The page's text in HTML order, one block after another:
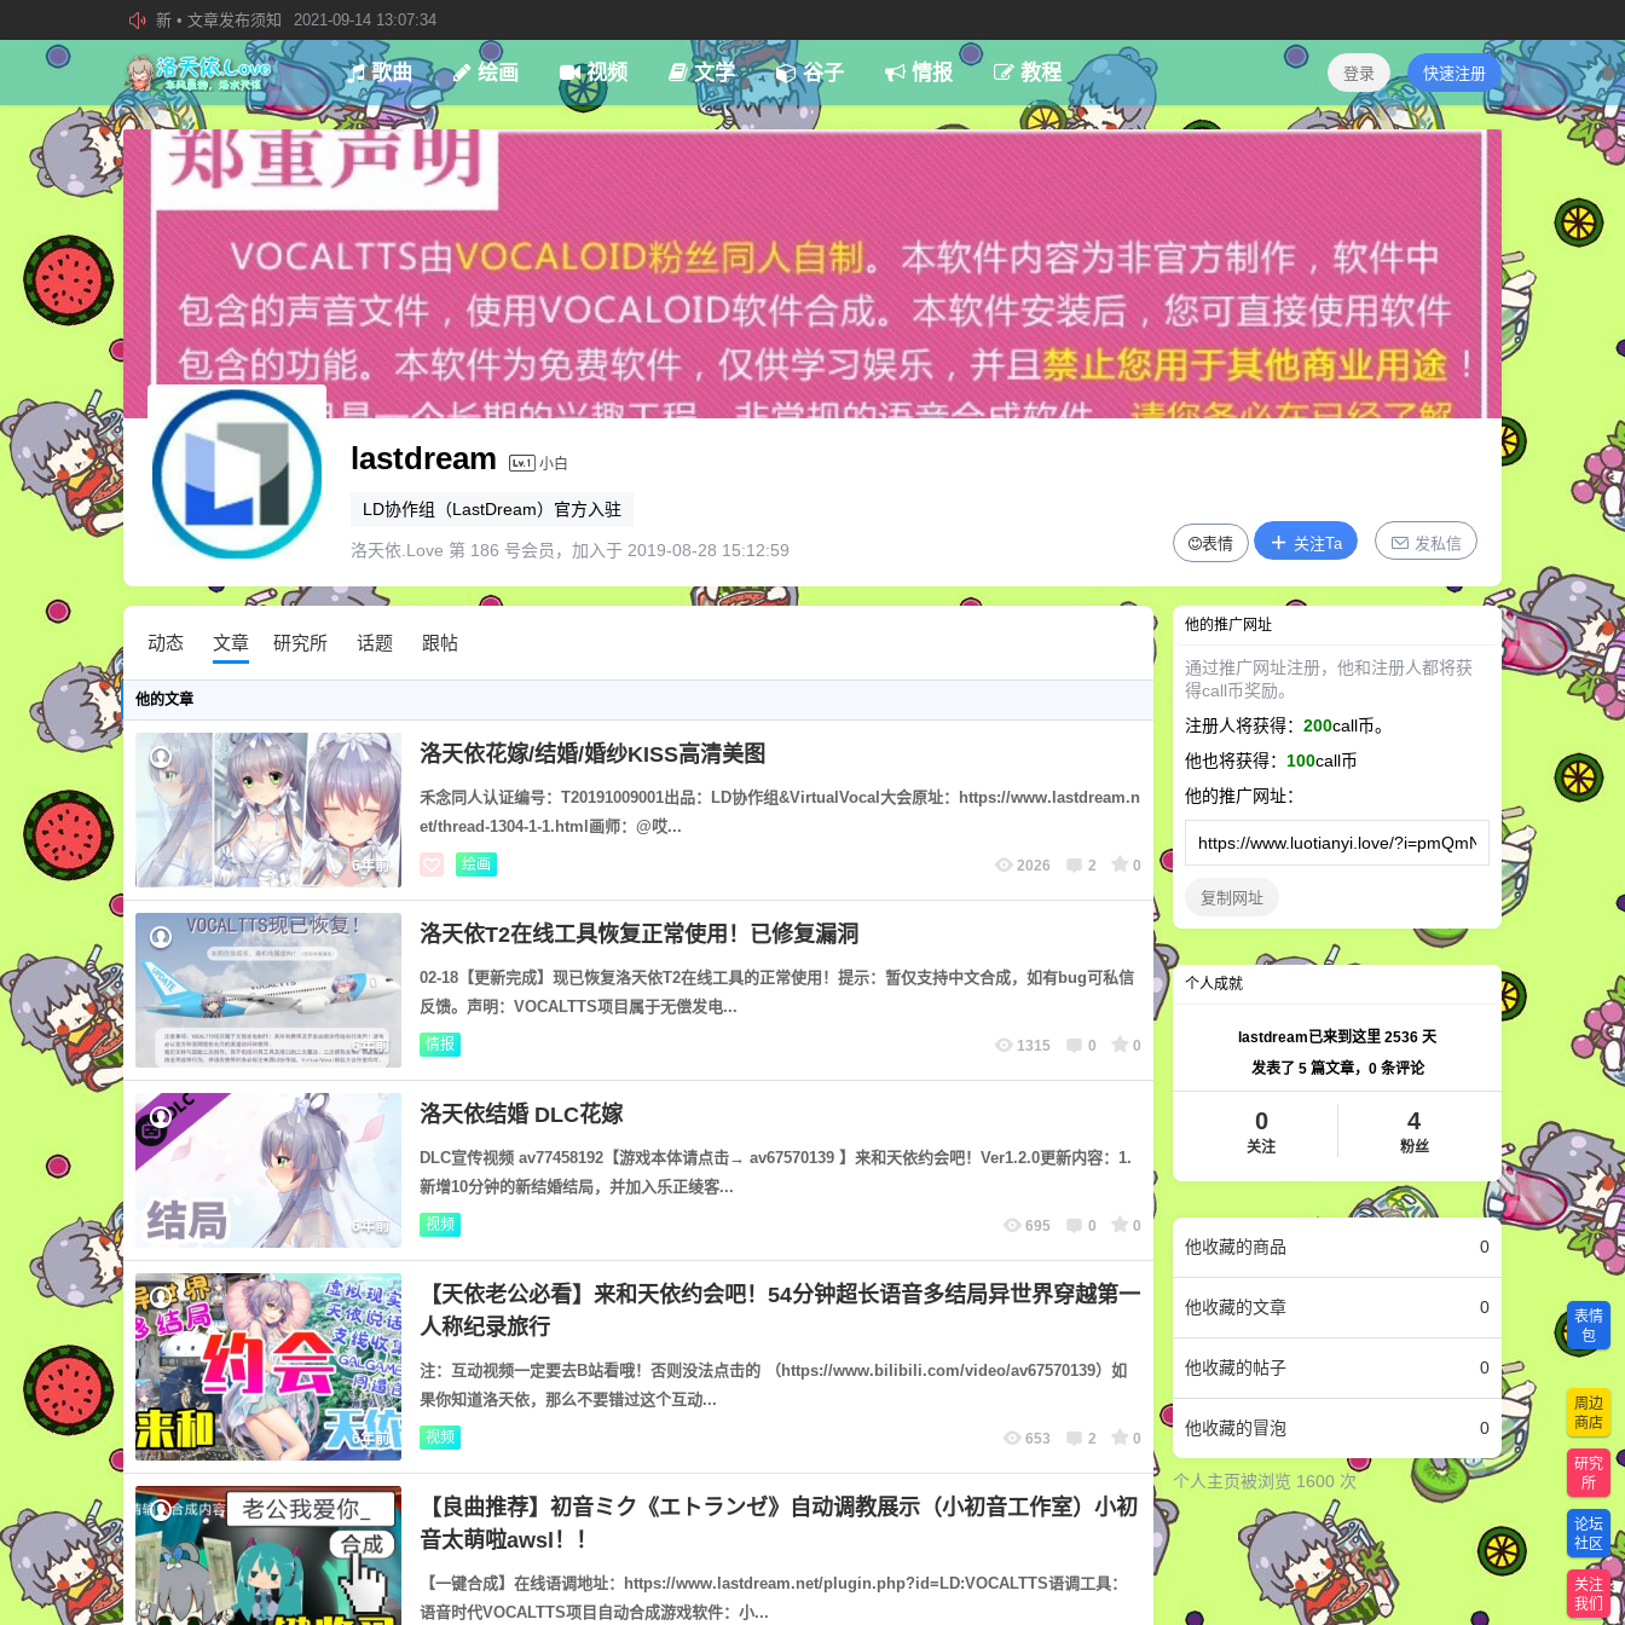
欢迎加入“VOCALOID洛天依“QQ群！
2019-08-27 23:47:59
加入本站管理团队
2019-08-21 02:23:34
歌曲 绘画 视频 文学 谷子 情报 教程 登录 快速注册
lastdream 小白
LD协作组（LastDream）官方入驻
洛天依.Love 第 186 号会员，加入于 2019-08-28 15:12:59 表情 关注Ta 发私信
动态 文章 研究所 话题 跟帖
他的文章
6年前
洛天依花嫁/结婚/婚纱KISS高清美图
禾念同人认证编号：T20191009001出品：LD协作组&VirtualVocal大会原址：https://www.lastdream.n
et/thread-1304-1-1.html画师：@哎...
绘画 2026 2 0
6年前
洛天依T2在线工具恢复正常使用！已修复漏洞
02-18【更新完成】现已恢复洛天依T2在线工具的正常使用！提示：暂仅支持中文合成，如有bug可私信
反馈。声明：VOCALTTS项目属于无偿发电...
情报 1315 0 0
6年前
洛天依结婚 DLC花嫁
DLC宣传视频 av77458192【游戏本体请点击→ av67570139 】来和天依约会吧！Ver1.2.0更新内容：1.
新增10分钟的新结婚结局，并加入乐正绫客...
视频 695 0 0
6年前
【天依老公必看】来和天依约会吧！54分钟超长语音多结局异世界穿越第一
人称纪录旅行
注：互动视频一定要去B站看哦！否则没法点击的 （https://www.bilibili.com/video/av67570139）如
果你知道洛天依，那么不要错过这个互动...
视频 653 2 0
【良曲推荐】初音ミク《エトランゼ》自动调教展示（小初音工作室）小初
音太萌啦awsl！！
【一键合成】在线语调地址：https://www.lastdream.net/plugin.php?id=LD:VOCALTTS语调工具：
语音时代VOCALTTS项目自动合成游戏软件：小...
他的推广网址
通过推广网址注册，他和注册人都将获
得call币奖励。
注册人将获得：200call币。
他也将获得：100call币
他的推广网址：
复制网址
个人成就
lastdream已来到这里2536 天
发表了 5篇文章， 0条评论
0
关注
4
粉丝
他收藏的商品 0
他收藏的文章 0
他收藏的帖子 0
他收藏的冒泡 0
个人主页被浏览 1600 次
忘记密码？找回 已有帐号？登录
表情
包
周边
商店
研究
所
论坛
社区
关注
我们